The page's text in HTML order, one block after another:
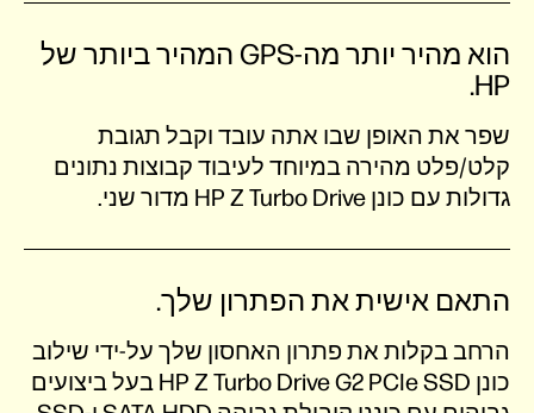
הוא מהיר יותר מה-GPS המהיר ביותר של
HP.
שפר את האופן שבו אתה עובד וקבל תגובת
קלט/פלט מהירה במיוחד לעיבוד קבוצות נתונים
גדולות עם כונן HP Z Turbo Drive מדור שני.
התאם אישית את הפתרון שלך.
הרחב בקלות את פתרון האחסון שלך על-ידי שילוב
כונן HP Z Turbo Drive G2 PCIe SSD בעל ביצועים